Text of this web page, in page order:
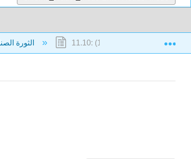
الفوتوغرافي (منذ عام 1826)